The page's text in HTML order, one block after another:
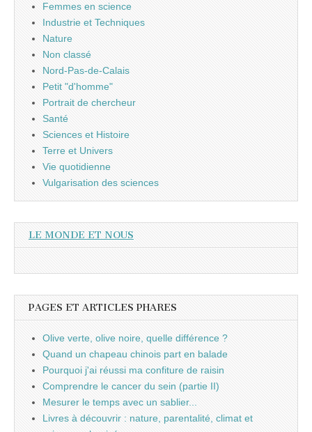
Femmes en science
Industrie et Techniques
Nature
Non classé
Nord-Pas-de-Calais
Petit "d'homme"
Portrait de chercheur
Santé
Sciences et Histoire
Terre et Univers
Vie quotidienne
Vulgarisation des sciences
LE MONDE ET NOUS
PAGES ET ARTICLES PHARES
Olive verte, olive noire, quelle différence ?
Quand un chapeau chinois part en balade
Pourquoi j'ai réussi ma confiture de raisin
Comprendre le cancer du sein (partie II)
Mesurer le temps avec un sablier...
Livres à découvrir : nature, parentalité, climat et